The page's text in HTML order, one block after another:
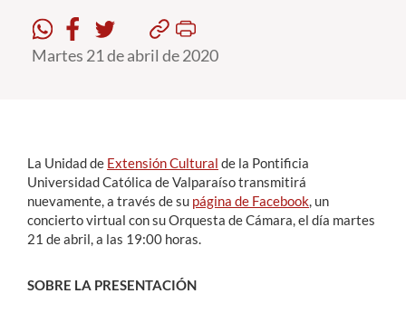
Estudiantes
English
Martes 21 de abril de 2020
La Unidad de Extensión Cultural de la Pontificia
Universidad Católica de Valparaíso transmitirá
nuevamente, a través de su página de Facebook, un
concierto virtual con su Orquesta de Cámara, el día martes
21 de abril, a las 19:00 horas.
SOBRE LA PRESENTACIÓN